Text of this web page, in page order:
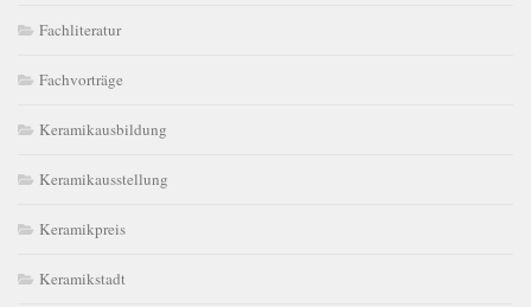
Fachliteratur
Fachvorträge
Keramikausbildung
Keramikausstellung
Keramikpreis
Keramikstadt